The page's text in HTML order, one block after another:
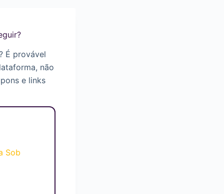
É provável
não
e links
Sob